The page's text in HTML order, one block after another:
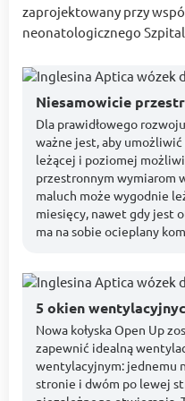
zaprojektowany przy
neonatologicznego
Niesamowicie
Dla prawidłowego
ważne jest, aby
leżącej i poziomej
przestronnym wymiarom
maluch może wygodnie
miesięcy, nawet gdy jest
ma na sobie ocieplany
5 okien
Nowa kołyska Open Up
zapewnić idealną
wentylacyjnym: jednemu
stronie i dwóm po lewej